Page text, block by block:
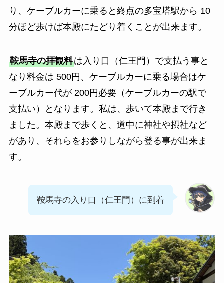
り、ケーブルカーに乗ると終点の多宝塔駅から 10
分ほど歩けば本殿にたどり着くことが出来ます。
鞍馬寺の拝観料は入り口（仁王門）で支払う事と
なり料金は 500円、ケーブルカーに乗る場合はケ
ーブルカー代が 200円必要（ケーブルカーの駅で
支払い）となります。私は、歩いて本殿まで行き
ました。本殿まで歩くと、道中に神社や摂社など
があり、それらをお参りしながら登る事が出来ま
す。
鞍馬寺の入り口（仁王門）に到着